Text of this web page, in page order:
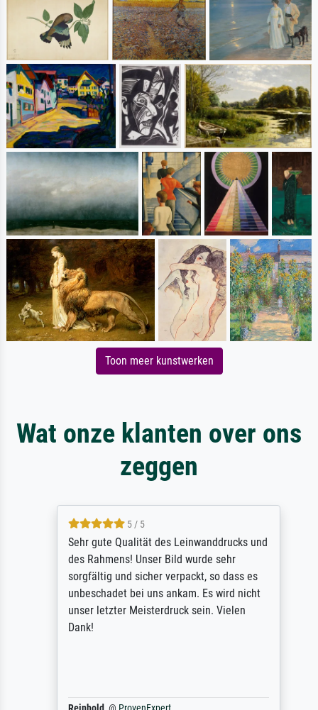
Toon meer kunstwerken
Wat onze klanten over ons
zeggen
5 / 5
Sehr gute Qualität des Leinwanddrucks und
des Rahmens! Unser Bild wurde sehr
sorgfältig und sicher verpackt, so dass es
unbeschadet bei uns ankam. Es wird nicht
unser letzter Meisterdruck sein. Vielen
Dank!